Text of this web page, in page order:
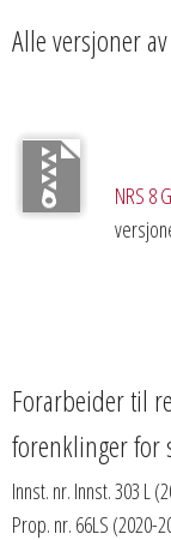
Alle versjoner
NRS 8
Forarbeider til
forenklinger for
Innst. nr. Innst. 303 L
Prop. nr. 66LS (2020-